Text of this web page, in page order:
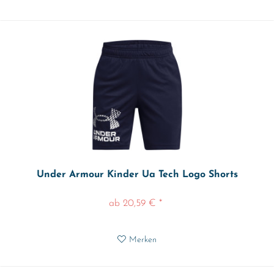
Under Armour Kinder Ua Tech Logo Shorts
ab 20,59 € *
Merken